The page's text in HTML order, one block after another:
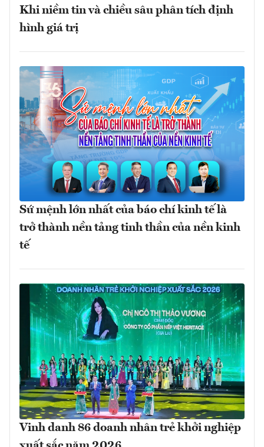
Khi niềm tin và chiều sâu phân tích định
hình giá trị
Sứ mệnh lớn nhất của báo chí kinh tế là
trở thành nền tảng tinh thần của nền kinh
tế
Vinh danh 86 doanh nhân trẻ khởi nghiệp